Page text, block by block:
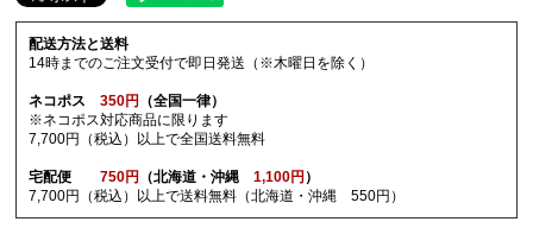
配送方法と送料
14時までのご注文受付で即日発送（※木曜日を除く）
ネコポス350円
（全国一律）
※ネコポス対応商品に限ります
7,700円（税込）以上で全国送料無料
宅配便750円 （北海道・沖縄1,100円 ）
7,700円（税込）以上で送料無料（北海道・沖縄 550円）